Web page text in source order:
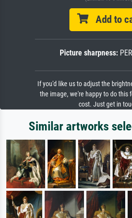
Add to
Picture sharpness:
If you'd like us to adjust the
the image, we're happy to do this
cost. Just get in
Similar artworks